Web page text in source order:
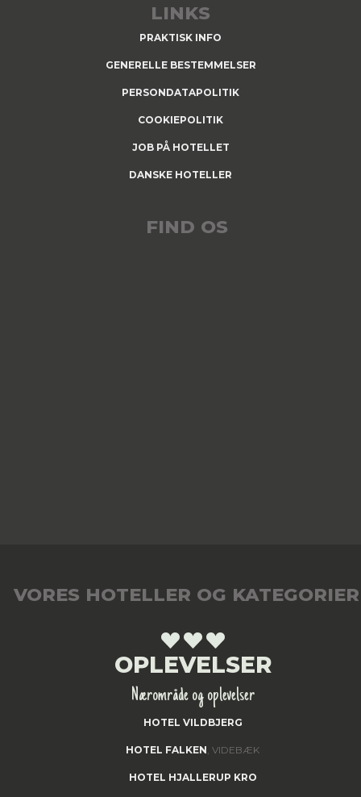
LINKS
PRAKTISK INFO
GENERELLE BESTEMMELSER
PERSONDATAPOLITIK
COOKIEPOLITIK
JOB PÅ HOTELLET
DANSKE HOTELLER
FIND OS
VORES HOTELLER OG KATEGORIER
OPLEVELSER
Nærområde og oplevelser
HOTEL VILDBJERG
HOTEL FALKEN , VIDEBÆK
HOTEL HJALLERUP KRO